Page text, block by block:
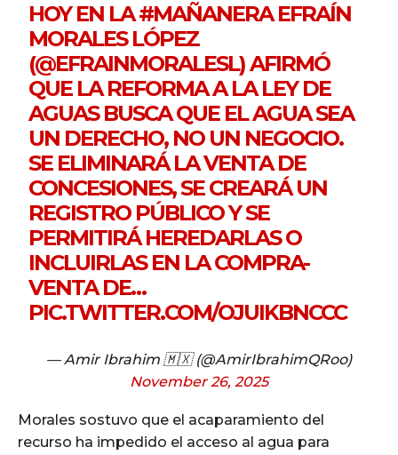
HOY EN LA#MAÑANERAEFRAÍN
MORALES LÓPEZ
(@EFRAINMORALESL) AFIRMÓ
QUE LA REFORMA A LA LEY DE
AGUAS BUSCA QUE EL AGUA SEA
UN DERECHO, NO UN NEGOCIO.
SE ELIMINARÁ LA VENTA DE
CONCESIONES, SE CREARÁ UN
REGISTRO PÚBLICO Y SE
PERMITIRÁ HEREDARLAS O
INCLUIRLAS EN LA COMPRA-
VENTA DE…
PIC.TWITTER.COM/OJUIKBNCCC
— Amir Ibrahim 🇲🇽 (@AmirIbrahimQRoo)
November 26, 2025
Morales sostuvo que el acaparamiento del
recurso ha impedido el acceso al agua para